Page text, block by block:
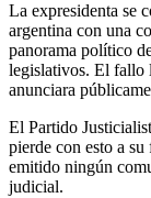
La expresidenta se
argentina con una
panorama político
legislativos. El fallo
anunciara
El Partido
pierde con esto a
emitido ningún
judicial.